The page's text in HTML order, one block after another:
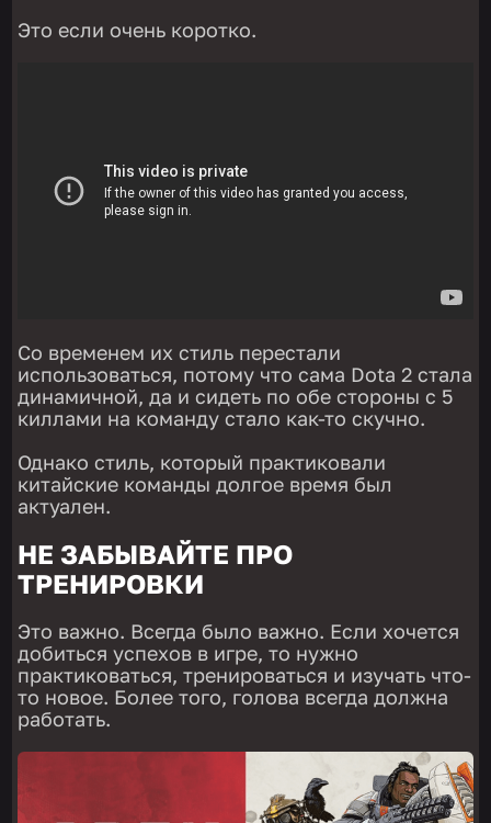
Это если очень коротко.
Со временем их стиль перестали
использоваться, потому что сама Dota 2 стала
динамичной, да и сидеть по обе стороны с 5
киллами на команду стало как-то скучно.
Однако стиль, который практиковали
китайские команды долгое время был
актуален.
НЕ ЗАБЫВАЙТЕ ПРО
ТРЕНИРОВКИ
Это важно. Всегда было важно. Если хочется
добиться успехов в игре, то нужно
практиковаться, тренироваться и изучать что-
то новое. Более того, голова всегда должна
работать.